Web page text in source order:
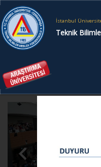
İstanbul
Teknik